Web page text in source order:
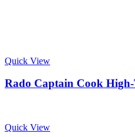
Quick View
Rado Captain Cook High-
Quick View